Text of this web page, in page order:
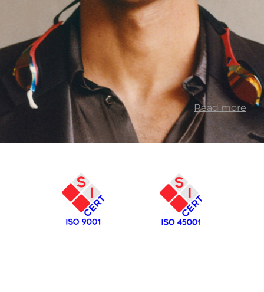
Read more